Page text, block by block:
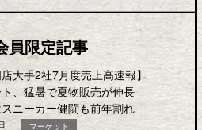
員限定記事
店大手2社7月度売上高速報】
、猛暑で夏物販売が伸長
ニーカー健闘も前年割れ
マーケット